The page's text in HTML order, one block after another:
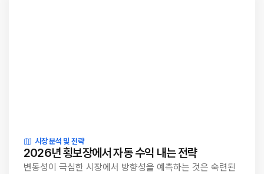
시장 분석 및 전략
2026년 횡보장에서 자동 수익 내는 전략
변동성이 극심한 시장에서 방향성을 예측하는 것은 숙련된